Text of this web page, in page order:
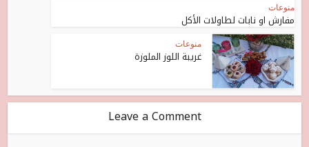
منوعات
مفارش او نابات لطاولات الأكل
منوعات
غريبة اللوز الملوزة
Leave a Comment